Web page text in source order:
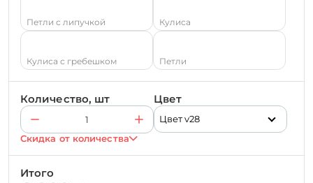
Петли с липучкой Кулиса
Кулиса с гребешком Петли
Количество, шт Цвет
Цвет v28
Скидка от количества
Итого